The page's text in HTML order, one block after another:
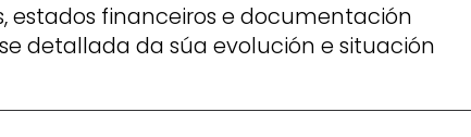
estados financeiros e documentación
detallada da súa evolución e situación